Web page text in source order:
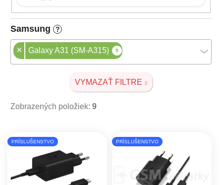
Samsung ?
× Galaxy A31 (SM-A315) 9
VYMAZAŤ FILTRE
Zobrazených položiek: 9
Výpis produktov
PRÍSLUŠENSTVO PRÍSLUŠENSTVO